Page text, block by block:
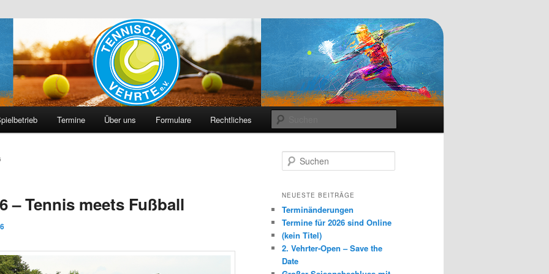
e. V.
Termine Über uns Formulare Rechtliches
– Tennis meets Fußball
u
h
n
NEUESTE BEITRÄGE
Terminänderungen
Termine für 2026 sind Online
(kein Titel)
2. Vehrter-Open – Save the
Date